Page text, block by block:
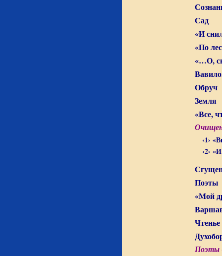
Сад
«И
«По
«…О,
Обруч
Земля
«Все,
‹1›
‹2›
Поэты
«Мой
Поэты